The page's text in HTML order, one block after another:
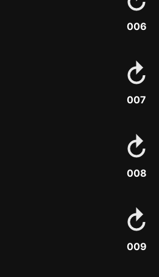
006
007
008
009